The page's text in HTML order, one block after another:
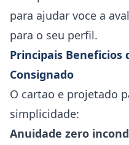
para ajudar voce a
para o seu perfil.
Principais Beneficios
Consignado
O cartao e projetado
simplicidade:
Anuidade zero